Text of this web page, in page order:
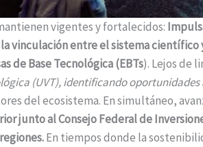
vigentes y fortalecidos:
vinculación entre el sistema
de Base Tecnológica (EBTs). Lejos de
(UVT), identificando
del ecosistema. En simultáneo,
junto al Consejo Federal de
En tiempos donde la